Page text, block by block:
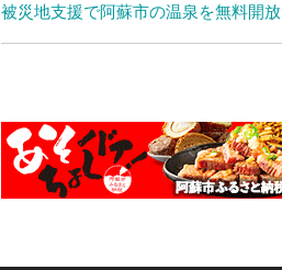
被災地支援で阿蘇市の温泉を無料開